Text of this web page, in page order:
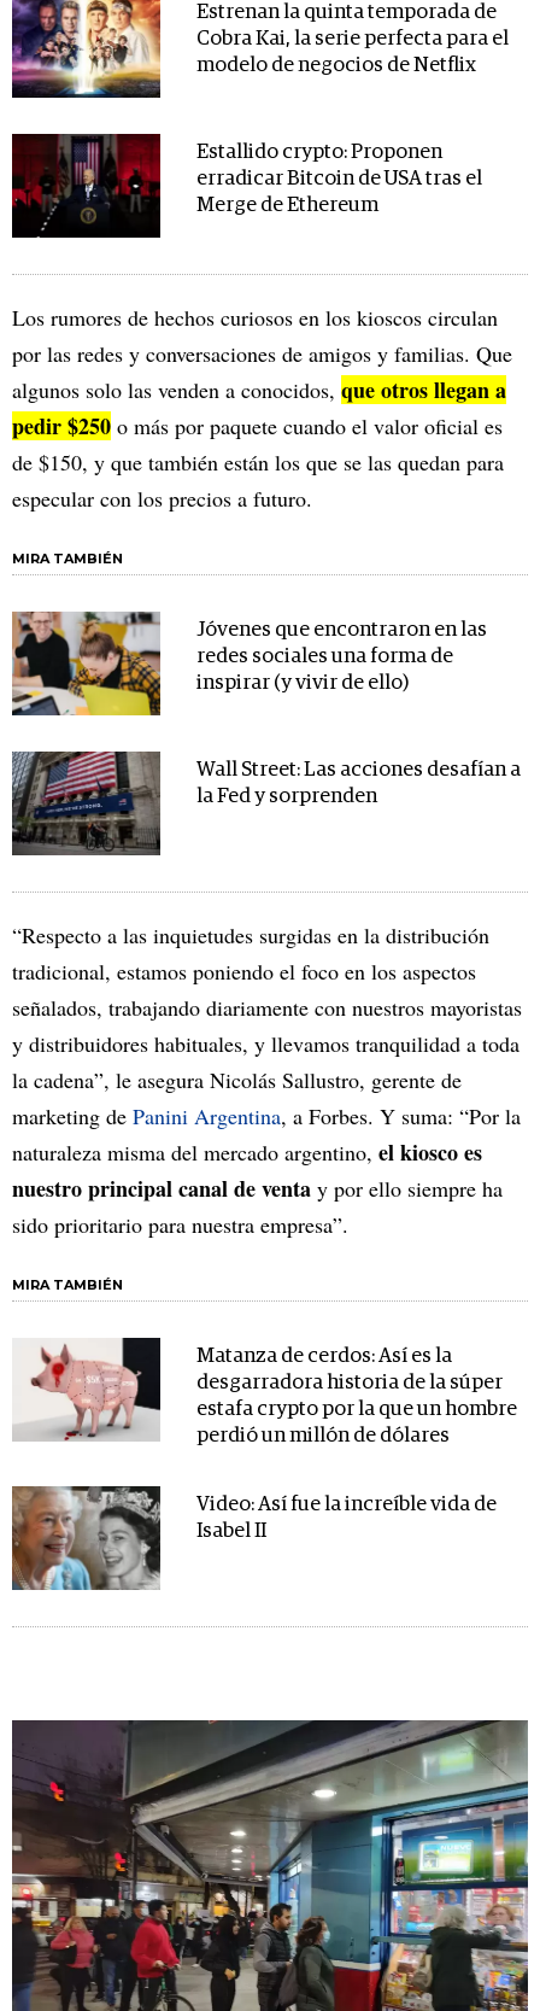
Estrenan la quinta temporada de
Cobra Kai, la serie perfecta para el
modelo de negocios de Netflix
Estallido crypto: Proponen
erradicar Bitcoin de USA tras el
Merge de Ethereum
Los rumores de hechos curiosos en los kioscos circulan
por las redes y conversaciones de amigos y familias. Que
algunos solo las venden a conocidos, que otros llegan a
pedir $250 o más por paquete cuando el valor oficial es
de $150, y que también están los que se las quedan para
especular con los precios a futuro.
MIRA TAMBIÉN
Jóvenes que encontraron en las
redes sociales una forma de
inspirar (y vivir de ello)
Wall Street: Las acciones desafían a
la Fed y sorprenden
“Respecto a las inquietudes surgidas en la distribución
tradicional, estamos poniendo el foco en los aspectos
señalados, trabajando diariamente con nuestros mayoristas
y distribuidores habituales, y llevamos tranquilidad a toda
la cadena”, le asegura Nicolás Sallustro, gerente de
marketing de Panini Argentina, a Forbes. Y suma: “Por la
naturaleza misma del mercado argentino, el kiosco es
nuestro principal canal de venta y por ello siempre ha
sido prioritario para nuestra empresa”.
MIRA TAMBIÉN
Matanza de cerdos: Así es la
desgarradora historia de la súper
estafa crypto por la que un hombre
perdió un millón de dólares
Video: Así fue la increíble vida de
Isabel II